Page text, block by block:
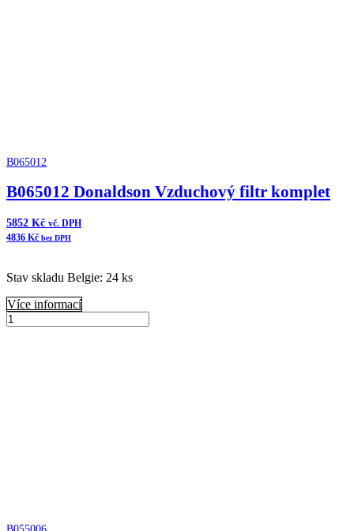
B065012
B065012 Donaldson Vzduchový filtr komplet
5852 Kč vč. DPH
4836 Kč bez DPH
Stav skladu Belgie: 24 ks
Více informací
B065012